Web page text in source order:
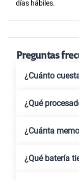
días hábiles.
Preguntas
¿Cuánto
¿Qué
¿Cuánta
¿Qué batería